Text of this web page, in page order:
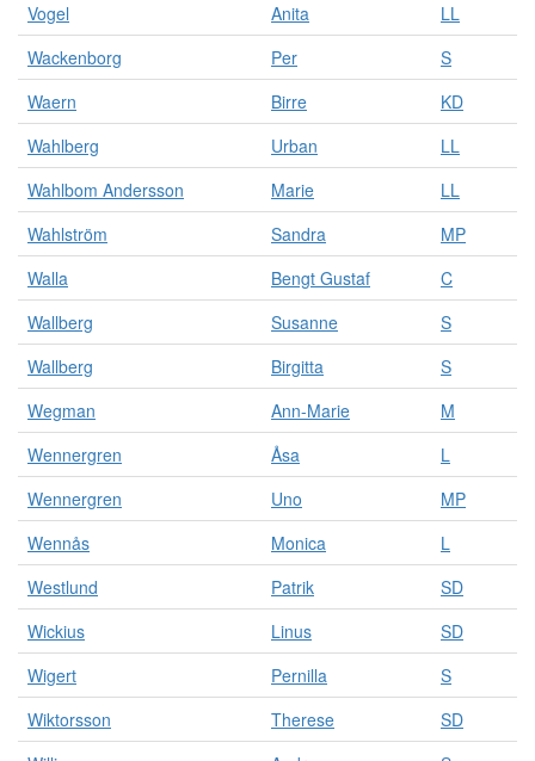
Vogel
Anita
LL
Wackenborg
Per
S
Waern
Birre
KD
Wahlberg
Urban
LL
Wahlbom Andersson
Marie
LL
Wahlström
Sandra
MP
Walla
Bengt Gustaf
C
Wallberg
Susanne
S
Wallberg
Birgitta
S
Wegman
Ann-Marie
M
Wennergren
Åsa
L
Wennergren
Uno
MP
Wennås
Monica
L
Westlund
Patrik
SD
Wickius
Linus
SD
Wigert
Pernilla
S
Wiktorsson
Therese
SD